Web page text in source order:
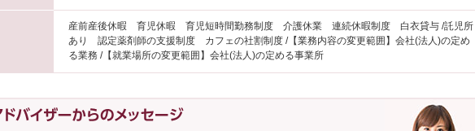
産前産後休暇 育児休暇 育児短時間勤務制度 介護休業 連続休暇制度 白衣貸与 /託児所
あり 認定薬剤師の支援制度 カフェの社割制度 /【業務内容の変更範囲】会社(法人)の定め
る業務 /【就業場所の変更範囲】会社(法人)の定める事業所